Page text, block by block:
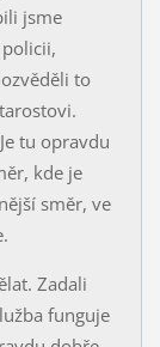
jsme
to
tu opravdu
kde je
směr, ve
Zadali
funguje